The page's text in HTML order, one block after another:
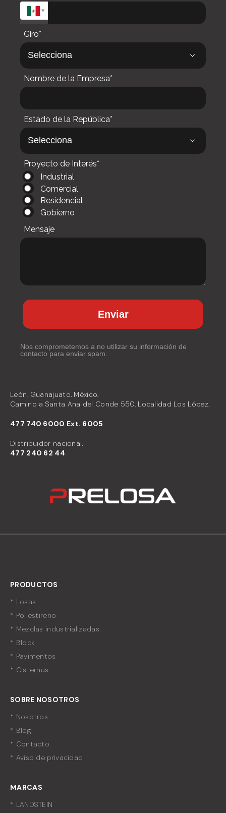
Giro*
Nombre de la Empresa*
Estado de la República*
Proyecto de Interés*
Industrial
Comercial
Residencial
Gobierno
Mensaje
Enviar
Nos comprometemos a no utilizar su información de
contacto para enviar spam.
León, Guanajuato. México.
Camino a Santa Ana del Conde 550. Localidad Los López.
477 740 6000 Ext. 6005
Distribuidor nacional.
477 240 62 44
PRODUCTOS
* Losas
* Poliestireno
* Mezclas industrializadas
* Block
* Pavimentos
* Cisternas
SOBRE NOSOTROS
* Nosotros
* Blog
* Contacto
* Aviso de privacidad
MARCAS
* LANDSTEIN